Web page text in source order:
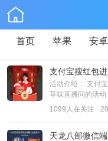
首页 苹果 安卓
支付宝搜红包
活动介绍： 支付
草味直播间的活
1099人在关注
天龙八部微信